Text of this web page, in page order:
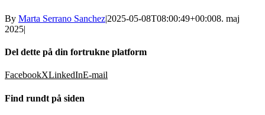
By Marta Serrano Sanchez|2025-05-08T08:00:49+00:008. maj
2025|
Del dette på din fortrukne platform
FacebookXLinkedInE-mail
Find rundt på siden